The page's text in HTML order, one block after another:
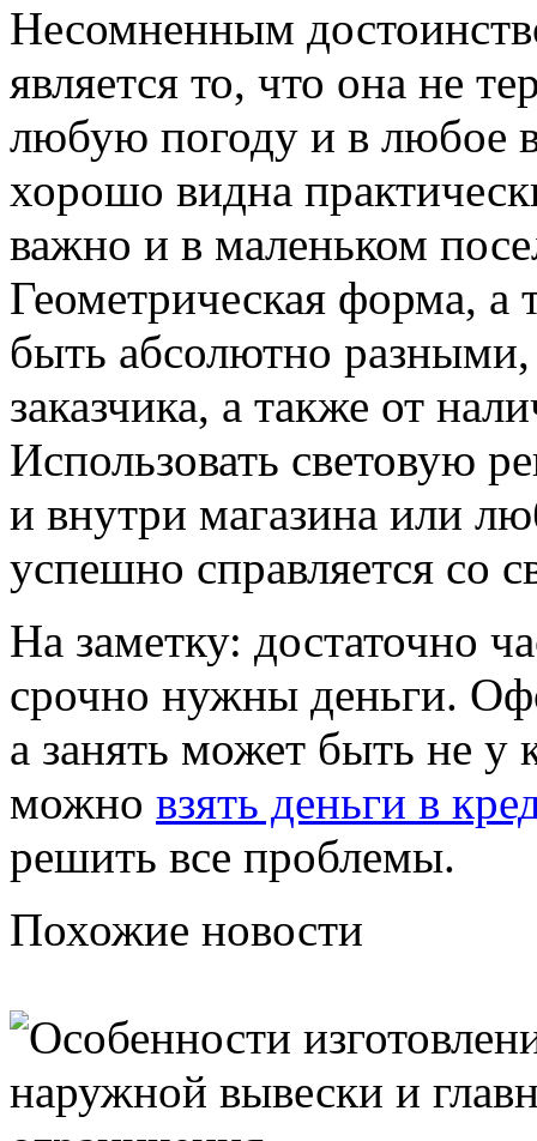
Несомненным
является то, что она не
любую погоду и в любое
хорошо видна
важно и в маленьком
Геометрическая форма,
быть абсолютно разными,
заказчика, а также от
Использовать световую
и внутри магазина или
успешно справляется со
На заметку: достаточно
срочно нужны деньги.
а занять может быть не у
можно взять деньги в
решить все проблемы.
Похожие новости